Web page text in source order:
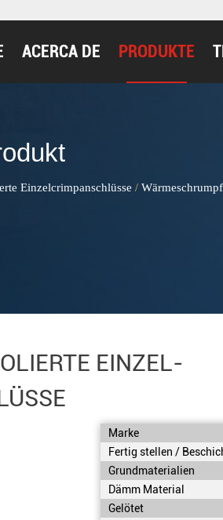
ACERCA DE PRODUKTE
Einzelcrimpanschlüsse /
EINZEL-
Marke
Fertig stellen /
Grundmaterialien
Dämm Material
Gelötet